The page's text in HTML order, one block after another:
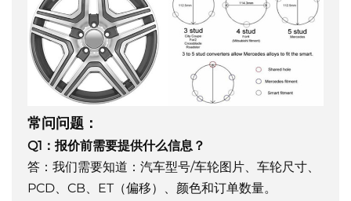
常问问题：
Q1：报价前需要提供什么信息？
答：我们需要知道：汽车型号/车轮图片、车轮尺寸、
PCD、CB、ET（偏移）、颜色和订单数量。